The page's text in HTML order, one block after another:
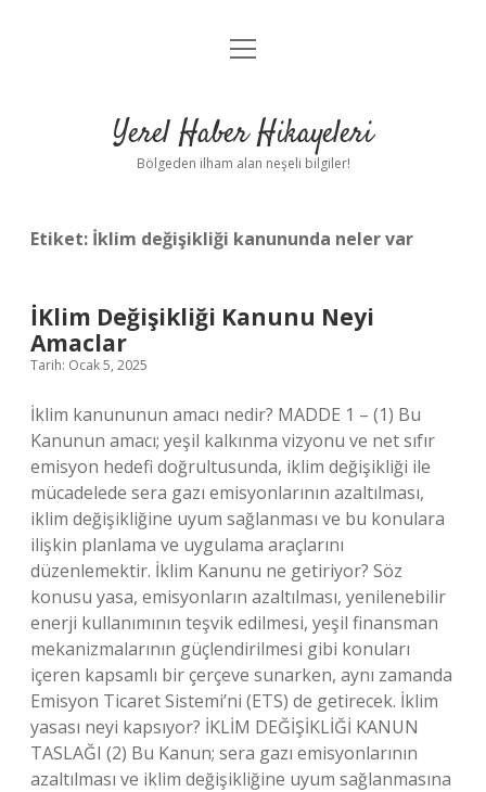
Anasayfa
Yasal Uyarı
menüyü
Yerel Haber Hikayeleri
Bölgeden ilham alan neşeli bilgiler!
Etiket: İklim değişikliği kanununda neler var
İKlim Değişikliği Kanunu Neyi
Amaclar
Tarih: Ocak 5, 2025
İklim kanununun amacı nedir? MADDE 1 – (1) Bu
Kanunun amacı; yeşil kalkınma vizyonu ve net sıfır
emisyon hedefi doğrultusunda, iklim değişikliği ile
mücadelede sera gazı emisyonlarının azaltılması,
iklim değişikliğine uyum sağlanması ve bu konulara
ilişkin planlama ve uygulama araçlarını
düzenlemektir. İklim Kanunu ne getiriyor? Söz
konusu yasa, emisyonların azaltılması, yenilenebilir
enerji kullanımının teşvik edilmesi, yeşil finansman
mekanizmalarının güçlendirilmesi gibi konuları
içeren kapsamlı bir çerçeve sunarken, aynı zamanda
Emisyon Ticaret Sistemi’ni (ETS) de getirecek. İklim
yasası neyi kapsıyor? İKLİM DEĞİŞİKLİĞİ KANUN
TASLAĞI (2) Bu Kanun; sera gazı emisyonlarının
azaltılması ve iklim değişikliğine uyum sağlanmasına